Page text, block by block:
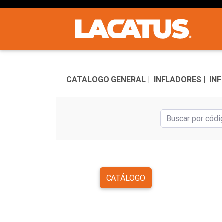
CATALOGO GENERAL | INFLADORES |
CATÁLOGO